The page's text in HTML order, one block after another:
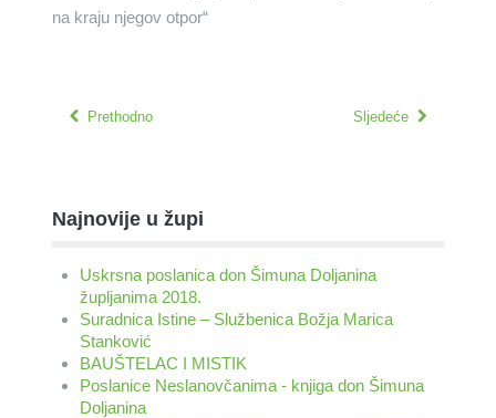
na kraju njegov otpor“
Prethodno Sljedeće
Najnovije u župi
Uskrsna poslanica don Šimuna Doljanina
župljanima 2018.
Suradnica Istine – Službenica Božja Marica
Stanković
BAUŠTELAC I MISTIK
Poslanice Neslanovčanima - knjiga don Šimuna
Doljanina